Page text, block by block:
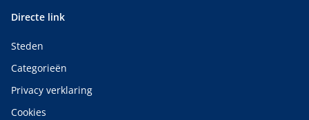
Directe link
Steden
Categorieën
Privacy verklaring
Cookies